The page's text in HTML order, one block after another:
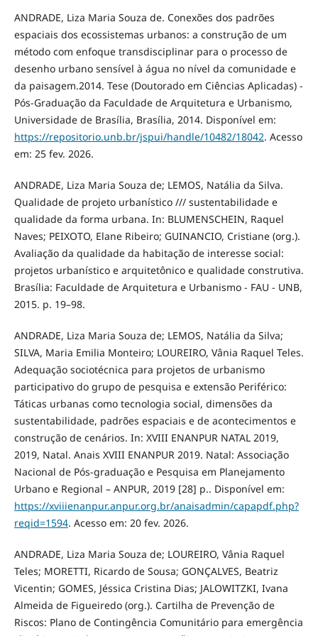
ANDRADE, Liza Maria Souza de. Conexões dos padrões
espaciais dos ecossistemas urbanos: a construção de um
método com enfoque transdisciplinar para o processo de
desenho urbano sensível à água no nível da comunidade e
da paisagem.2014. Tese (Doutorado em Ciências Aplicadas) -
Pós-Graduação da Faculdade de Arquitetura e Urbanismo,
Universidade de Brasília, Brasília, 2014. Disponível em:
https://repositorio.unb.br/jspui/handle/10482/18042. Acesso
em: 25 fev. 2026.
ANDRADE, Liza Maria Souza de; LEMOS, Natália da Silva.
Qualidade de projeto urbanístico /// sustentabilidade e
qualidade da forma urbana. In: BLUMENSCHEIN, Raquel
Naves; PEIXOTO, Elane Ribeiro; GUINANCIO, Cristiane (org.).
Avaliação da qualidade da habitação de interesse social:
projetos urbanístico e arquitetônico e qualidade construtiva.
Brasília: Faculdade de Arquitetura e Urbanismo - FAU - UNB,
2015. p. 19–98.
ANDRADE, Liza Maria Souza de; LEMOS, Natália da Silva;
SILVA, Maria Emilia Monteiro; LOUREIRO, Vânia Raquel Teles.
Adequação sociotécnica para projetos de urbanismo
participativo do grupo de pesquisa e extensão Periférico:
Táticas urbanas como tecnologia social, dimensões da
sustentabilidade, padrões espaciais e de acontecimentos e
construção de cenários. In: XVIII ENANPUR NATAL 2019,
2019, Natal. Anais XVIII ENANPUR 2019. Natal: Associação
Nacional de Pós-graduação e Pesquisa em Planejamento
Urbano e Regional – ANPUR, 2019 [28] p.. Disponível em:
https://xviiienanpur.anpur.org.br/anaisadmin/capapdf.php?
reqid=1594. Acesso em: 20 fev. 2026.
ANDRADE, Liza Maria Souza de; LOUREIRO, Vânia Raquel
Teles; MORETTI, Ricardo de Sousa; GONÇALVES, Beatriz
Vicentin; GOMES, Jéssica Cristina Dias; JALOWITZKI, Ivana
Almeida de Figueiredo (org.). Cartilha de Prevenção de
Riscos: Plano de Contingência Comunitário para emergência